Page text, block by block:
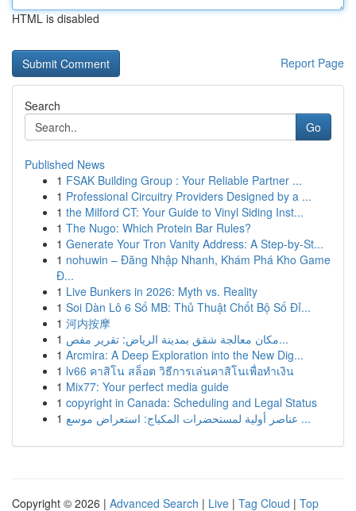
HTML is disabled
Report Page
Search
Go
Published News
1 FSAK Building Group : Your Reliable Partner ...
1 Professional Circuitry Providers Designed by a ...
1 the Milford CT: Your Guide to Vinyl Siding Inst...
1 The Nugo: Which Protein Bar Rules?
1 Generate Your Tron Vanity Address: A Step-by-St...
1 nohuwin – Đăng Nhập Nhanh, Khám Phá Kho Game
Đ...
1 Live Bunkers in 2026: Myth vs. Reality
1 Soi Dàn Lô 6 Số MB: Thủ Thuật Chốt Bộ Số Đỉ...
1 河内按摩
1
مكان معالجة شقق بمدينة الرياض: تقرير مفص...
1 Arcmira: A Deep Exploration into the New Dig...
1 lv66 คาสิโน สล็อต วิธีการเล่นคาสิโนเพื่อทำเงิน
1 Mix77: Your perfect media guide
1 copyright in Canada: Scheduling and Legal Status
1
عناصر أولية لمستحضرات المكياج: استعراض موسع ...
Copyright © 2026 | Advanced Search | Live | Tag Cloud | Top